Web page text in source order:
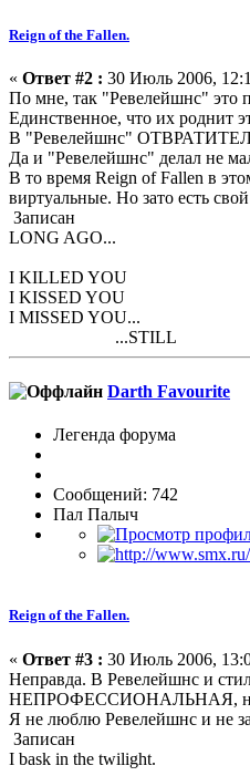
Reign of the Fallen.
« Ответ #2 : 30 Июль 2006,
По мне, так "Ревелейшнс" это
Единственное, что их роднит
В "Ревелейшнс"
Да и "Ревелейшнс" делал не
В то время Reign of Fallen в
виртуальные. Но зато есть
Записан
LONG AGO...
I KILLED YOU
I KISSED YOU
I MISSED YOU...
...STILL
Darth Favourite
Легенда форума
Сообщений: 742
Пал Палыч
Reign of the Fallen.
« Ответ #3 : 30 Июль 2006,
Неправда. В Ревелейшнс и
НЕПРОФЕССИОНАЛЬНАЯ, но
Я не люблю Ревелейшнс и не
Записан
I bask in the twilight.